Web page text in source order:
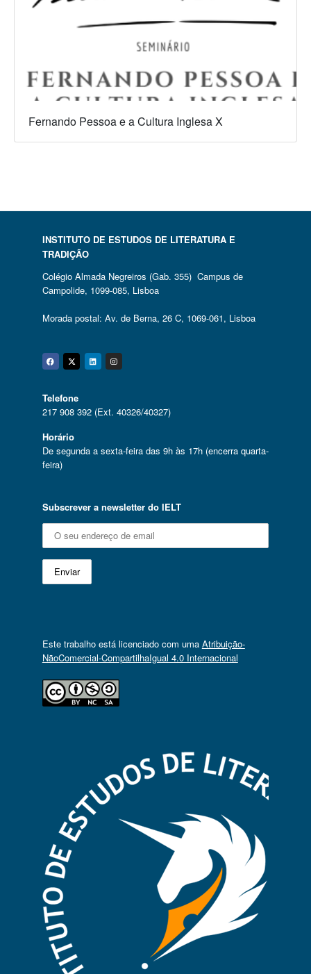
Fernando Pessoa e a Cultura Inglesa X
INSTITUTO DE ESTUDOS DE LITERATURA E
TRADIÇÃO
Colégio Almada Negreiros (Gab. 355) Campus de
Campolide, 1099-085, Lisboa
Morada postal: Av. de Berna, 26 C, 1069-061, Lisboa
Facebook
Twitter
Linkedin
Instagram
Telefone
217 908 392 (Ext. 40326/40327)
Horário
De segunda a sexta-feira das 9h às 17h (encerra quarta-
feira)
Subscrever a newsletter do IELT
Este trabalho está licenciado com uma Atribuição-
NãoComercial-CompartilhaIgual 4.0 Internacional